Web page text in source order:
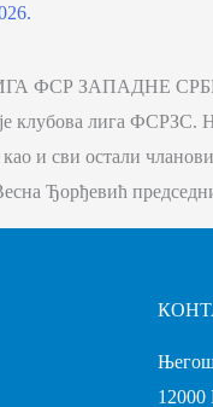
ЗАПАДНЕ СРБИЈЕ –
клубова лига
и сви остали
Ђорђевић
12000